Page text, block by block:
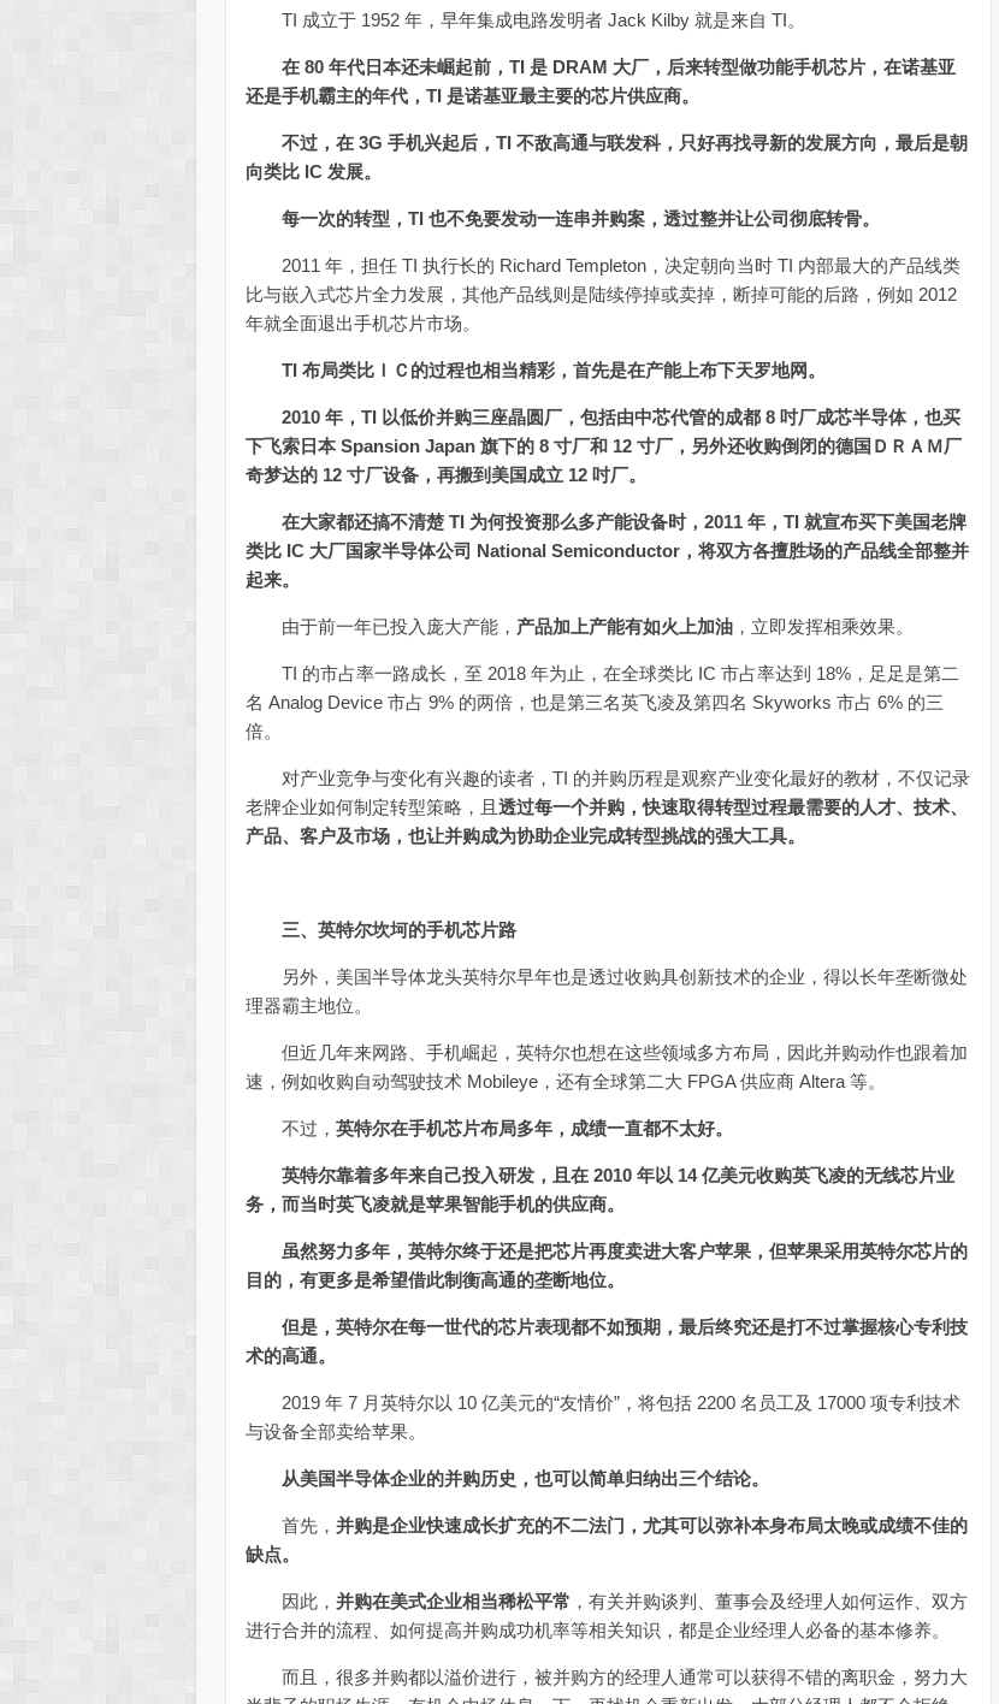
TI 成立于 1952 年，早年集成电路发明者 Jack Kilby 就是来自 TI。
在 80 年代日本还未崛起前，TI 是 DRAM 大厂，后来转型做功能手机芯片，在诺基亚
还是手机霸主的年代，TI 是诺基亚最主要的芯片供应商。
不过，在 3G 手机兴起后，TI 不敌高通与联发科，只好再找寻新的发展方向，最后是朝
向类比 IC 发展。
每一次的转型，TI 也不免要发动一连串并购案，透过整并让公司彻底转骨。
2011 年，担任 TI 执行长的 Richard Templeton，决定朝向当时 TI 内部最大的产品线类
比与嵌入式芯片全力发展，其他产品线则是陆续停掉或卖掉，断掉可能的后路，例如 2012
年就全面退出手机芯片市场。
TI 布局类比ＩＣ的过程也相当精彩，首先是在产能上布下天罗地网。
2010 年，TI 以低价并购三座晶圆厂，包括由中芯代管的成都 8 吋厂成芯半导体，也买
下飞索日本 Spansion Japan 旗下的 8 寸厂和 12 寸厂，另外还收购倒闭的德国ＤＲＡＭ厂
奇梦达的 12 寸厂设备，再搬到美国成立 12 吋厂。
在大家都还搞不清楚 TI 为何投资那么多产能设备时，2011 年，TI 就宣布买下美国老牌
类比 IC 大厂国家半导体公司 National Semiconductor，将双方各擅胜场的产品线全部整并
起来。
由于前一年已投入庞大产能， 产品加上产能有如火上加油 ，立即发挥相乘效果。
TI 的市占率一路成长，至 2018 年为止，在全球类比 IC 市占率达到 18%，足足是第二
名 Analog Device 市占 9% 的两倍，也是第三名英飞凌及第四名 Skyworks 市占 6% 的三
倍。
对产业竞争与变化有兴趣的读者，TI 的并购历程是观察产业变化最好的教材，不仅记录
老牌企业如何制定转型策略，且透过每一个并购，快速取得转型过程最需要的人才、技术、
产品、客户及市场，也让并购成为协助企业完成转型挑战的强大工具。
三、英特尔坎坷的手机芯片路
另外，美国半导体龙头英特尔早年也是透过收购具创新技术的企业，得以长年垄断微处
理器霸主地位。
但近几年来网路、手机崛起，英特尔也想在这些领域多方布局，因此并购动作也跟着加
速，例如收购自动驾驶技术 Mobileye，还有全球第二大 FPGA 供应商 Altera 等。
不过，英特尔在手机芯片布局多年，成绩一直都不太好。
英特尔靠着多年来自己投入研发，且在 2010 年以 14 亿美元收购英飞凌的无线芯片业
务，而当时英飞凌就是苹果智能手机的供应商。
虽然努力多年，英特尔终于还是把芯片再度卖进大客户苹果，但苹果采用英特尔芯片的
目的，有更多是希望借此制衡高通的垄断地位。
但是，英特尔在每一世代的芯片表现都不如预期，最后终究还是打不过掌握核心专利技
术的高通。
2019 年 7 月英特尔以 10 亿美元的“友情价”，将包括 2200 名员工及 17000 项专利技术
与设备全部卖给苹果。
从美国半导体企业的并购历史，也可以简单归纳出三个结论。
首先，并购是企业快速成长扩充的不二法门，尤其可以弥补本身布局太晚或成绩不佳的
缺点。
因此，并购在美式企业相当稀松平常 ，有关并购谈判、董事会及经理人如何运作、双方
进行合并的流程、如何提高并购成功机率等相关知识，都是企业经理人必备的基本修养。
而且，很多并购都以溢价进行，被并购方的经理人通常可以获得不错的离职金，努力大